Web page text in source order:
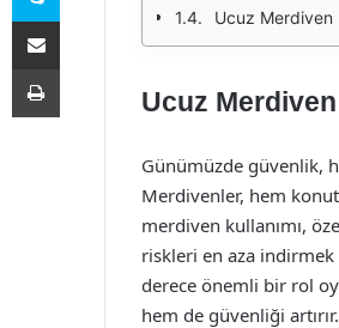
Ucuz Merdiven
Ucuz
Günümüzde güvenlik,
Merdivenler, hem
merdiven kullanımı,
riskleri en aza
derece önemli bir rol
hem de güvenliği artırır.
E-Posta ile paylaş